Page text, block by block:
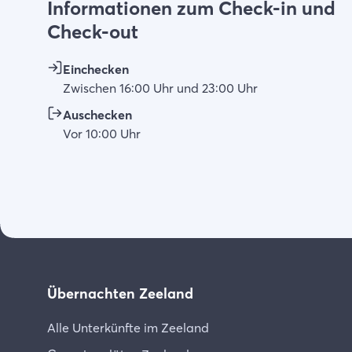
Informationen zum Check-in und
Check-out
Einchecken
Zwischen 16:00 Uhr und 23:00 Uhr
Auschecken
Vor 10:00 Uhr
Übernachten Zeeland
Alle Unterkünfte im Zeeland